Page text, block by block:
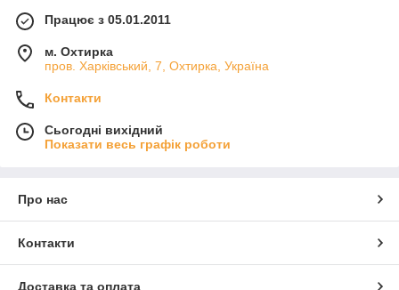
Працює з 05.01.2011
м. Охтирка
пров. Харківський, 7, Охтирка, Україна
Контакти
Сьогодні вихідний
Показати весь графік роботи
Про нас
Контакти
Доставка та оплата